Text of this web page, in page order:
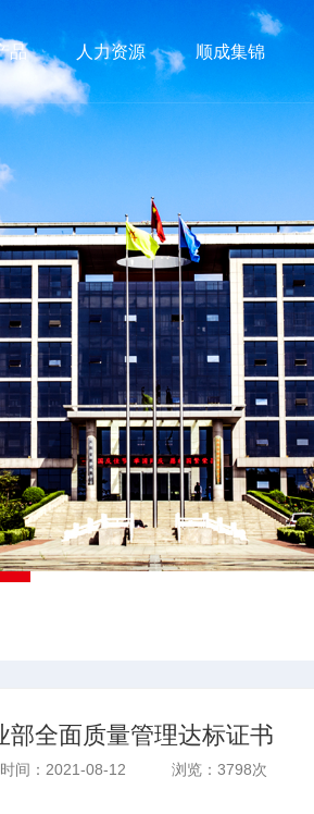
品 人力资源 顺成集锦
部全面质量管理达标证书
时间：2021-08-12 浏览：3798次